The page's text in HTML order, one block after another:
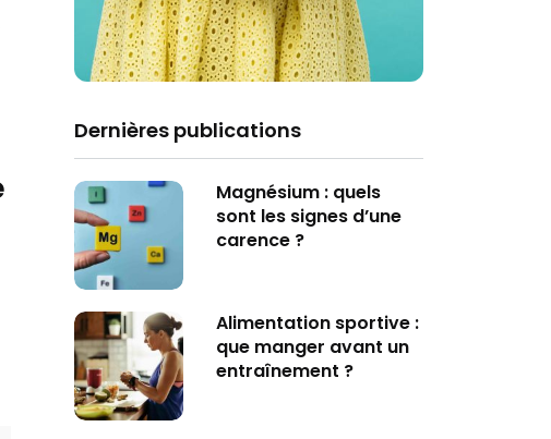
Dernières publications
Magnésium : quels
sont les signes d’une
carence ?
Alimentation sportive :
que manger avant un
entraînement ?